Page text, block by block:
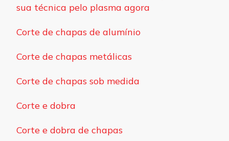
sua técnica pelo plasma agora
Corte de chapas de alumínio
Corte de chapas metálicas
Corte de chapas sob medida
Corte e dobra
Corte e dobra de chapas